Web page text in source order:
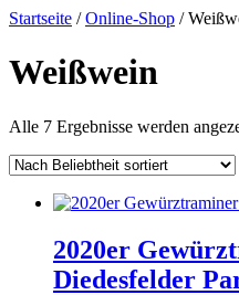
Startseite /Online-Shop /
Weißwein
Alle 7 Ergebnisse werden
2020er
Diedesfelder